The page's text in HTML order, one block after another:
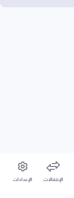
الإنتقالات الإعدادات